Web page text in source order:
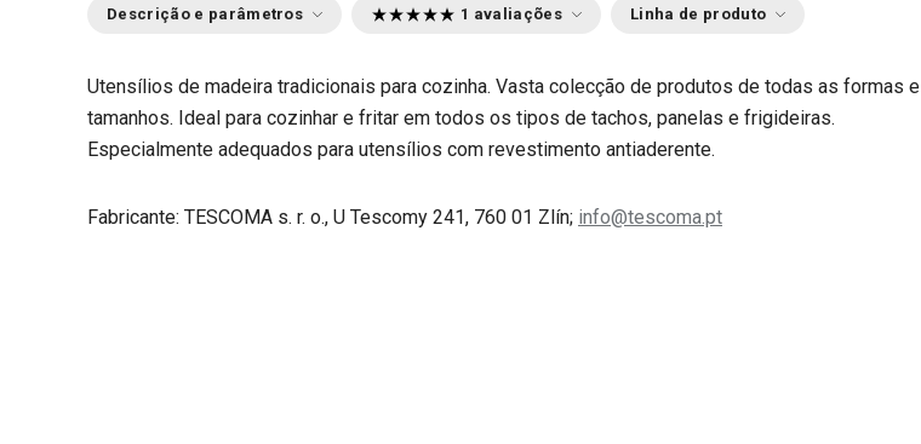
Descrição e parâmetros 1 avaliações Linha de produto
Utensílios de madeira tradicionais para cozinha. Vasta colecção de produtos de todas as formas e
tamanhos. Ideal para cozinhar e fritar em todos os tipos de tachos, panelas e frigideiras.
Especialmente adequados para utensílios com revestimento antiaderente.
Fabricante: TESCOMA s. r. o., U Tescomy 241, 760 01 Zlín; info@tescoma.pt